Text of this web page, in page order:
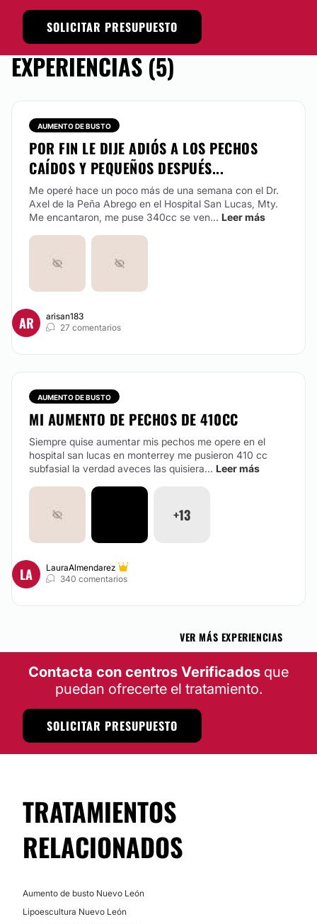
SOLICITAR PRESUPUESTO
EXPERIENCIAS (5)
AUMENTO DE BUSTO
POR FIN LE DIJE ADIÓS A LOS PECHOS
CAÍDOS Y PEQUEÑOS DESPUÉS...
Me operé hace un poco más de una semana con el Dr.
Axel de la Peña Abrego en el Hospital San Lucas, Mty.
Me encantaron, me puse 340cc se ven... Leer más
AR
arisan183
27 comentarios
AUMENTO DE BUSTO
MI AUMENTO DE PECHOS DE 410CC
Siempre quise aumentar mis pechos me opere en el
hospital san lucas en monterrey me pusieron 410 cc
subfasial la verdad aveces las quisiera... Leer más
+13
LA
LauraAlmendarez
340 comentarios
VER MÁS EXPERIENCIAS
Contacta con centros Verificados que
puedan ofrecerte el tratamiento.
SOLICITAR PRESUPUESTO
TRATAMIENTOS
RELACIONADOS
Aumento de busto Nuevo León
Lipoescultura Nuevo León